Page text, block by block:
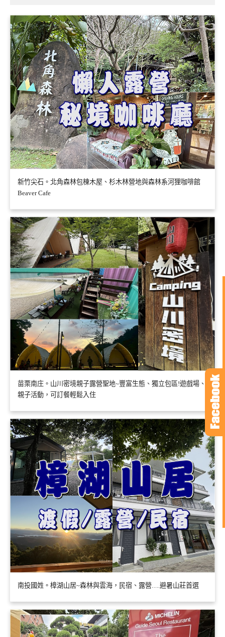
新竹尖石。北角森林包棟木屋、杉木林營地與森林系河狸咖啡館
Beaver Cafe
苗栗南庄。山川密境親子露營聖地~豐富生態、獨立包區!遊戲場、
親子活動，可訂餐輕鬆入住
南投國姓。樟湖山居~森林與雲海，民宿、露營….避暑山莊首選